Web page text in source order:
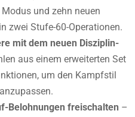
und zehn neuen
zwei Stufe-60-Operationen.
mit dem neuen Disziplin-
aus einem erweiterten Set
um den Kampfstil
Belohnungen freischalten –